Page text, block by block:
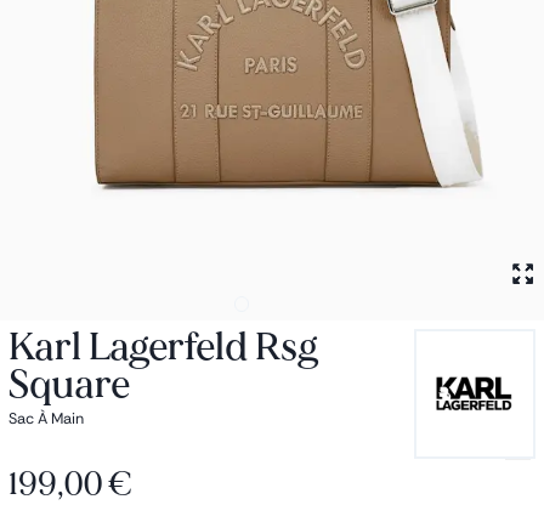
Porte monnaie
Sac de voyage
Nos conseils
Nos Marques
Karl Lagerfeld Rsg
Square
Sac À Main
199,00 €